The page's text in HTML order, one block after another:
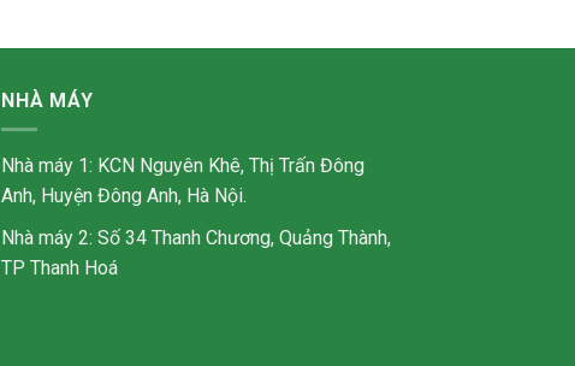
NHÀ MÁY
Nhà máy 1: KCN Nguyên Khê, Thị Trấn Đông
Anh, Huyện Đông Anh, Hà Nội.
Nhà máy 2: Số 34 Thanh Chương, Quảng Thành,
TP Thanh Hoá